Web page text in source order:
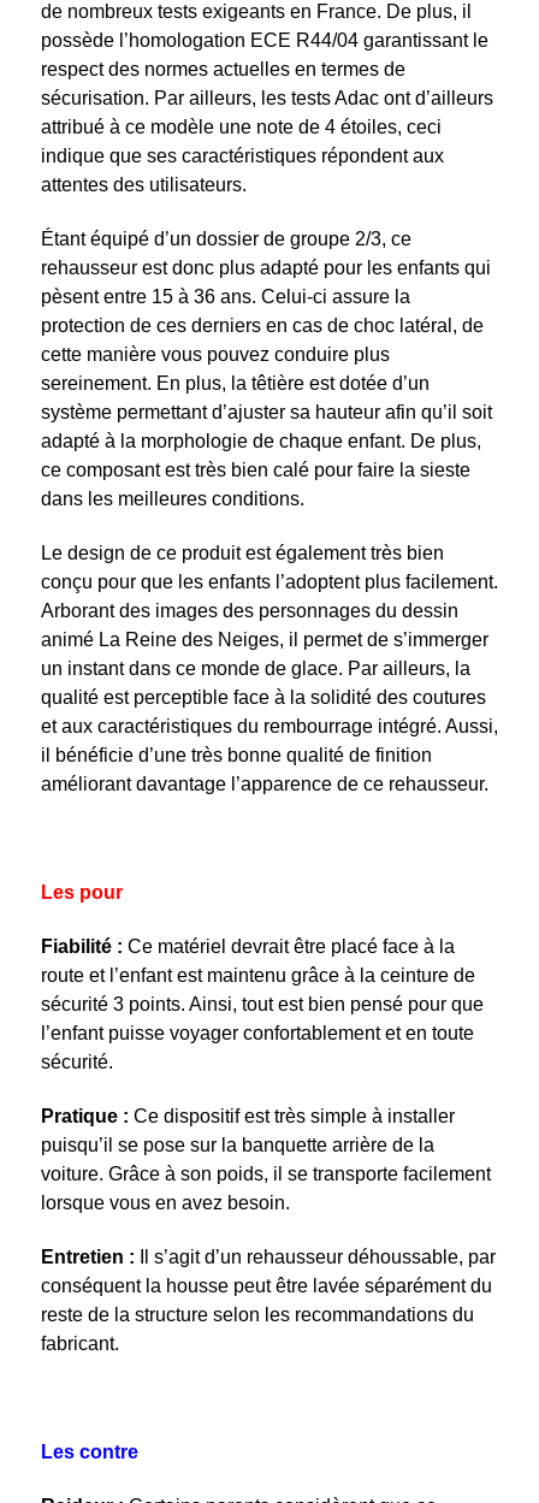
de nombreux tests exigeants en France. De plus, il
possède l’homologation ECE R44/04 garantissant le
respect des normes actuelles en termes de
sécurisation. Par ailleurs, les tests Adac ont d’ailleurs
attribué à ce modèle une note de 4 étoiles, ceci
indique que ses caractéristiques répondent aux
attentes des utilisateurs.
Étant équipé d’un dossier de groupe 2/3, ce
rehausseur est donc plus adapté pour les enfants qui
pèsent entre 15 à 36 ans. Celui-ci assure la
protection de ces derniers en cas de choc latéral, de
cette manière vous pouvez conduire plus
sereinement. En plus, la têtière est dotée d’un
système permettant d’ajuster sa hauteur afin qu’il soit
adapté à la morphologie de chaque enfant. De plus,
ce composant est très bien calé pour faire la sieste
dans les meilleures conditions.
Le design de ce produit est également très bien
conçu pour que les enfants l’adoptent plus facilement.
Arborant des images des personnages du dessin
animé La Reine des Neiges, il permet de s’immerger
un instant dans ce monde de glace. Par ailleurs, la
qualité est perceptible face à la solidité des coutures
et aux caractéristiques du rembourrage intégré. Aussi,
il bénéficie d’une très bonne qualité de finition
améliorant davantage l’apparence de ce rehausseur.
Les pour
Fiabilité : Ce matériel devrait être placé face à la
route et l’enfant est maintenu grâce à la ceinture de
sécurité 3 points. Ainsi, tout est bien pensé pour que
l’enfant puisse voyager confortablement et en toute
sécurité.
Pratique : Ce dispositif est très simple à installer
puisqu’il se pose sur la banquette arrière de la
voiture. Grâce à son poids, il se transporte facilement
lorsque vous en avez besoin.
Entretien :
Il s’agit d’un rehausseur déhoussable, par
conséquent la housse peut être lavée séparément du
reste de la structure selon les recommandations du
fabricant.
Les contre